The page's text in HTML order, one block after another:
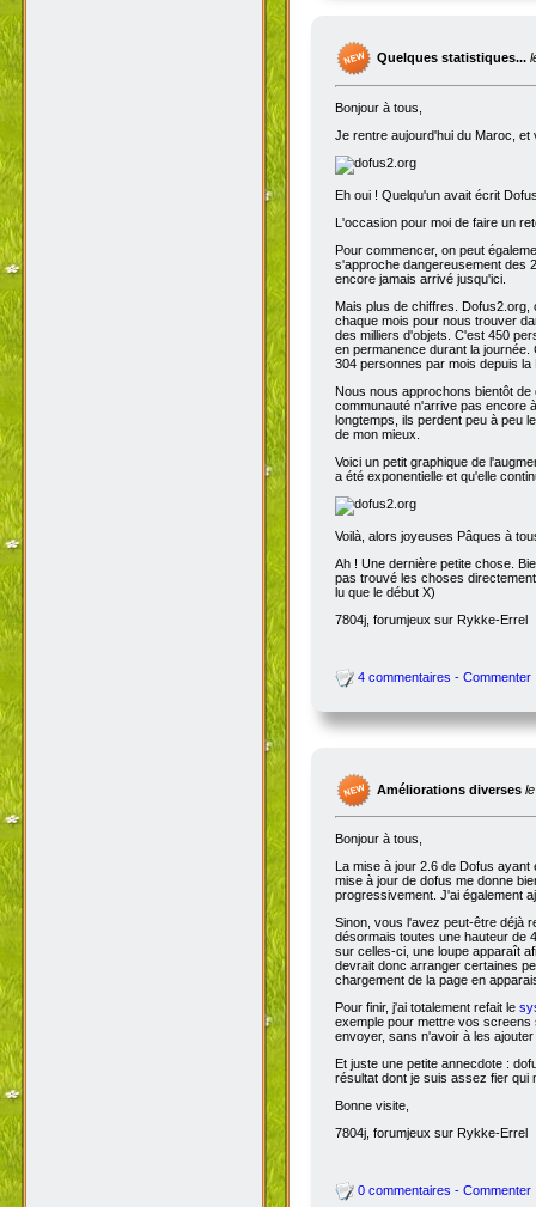
Quelques statistiques...
Bonjour à tous,
Je rentre aujourd'hui du Maroc, et
Eh oui ! Quelqu'un avait écrit
L'occasion pour moi de faire un
Pour commencer, on peut
s'approche dangereusement des
encore jamais arrivé jusqu'ici.
Mais plus de chiffres.
chaque mois pour nous trouver
des milliers d'objets. C'est 450
en permanence durant la
304 personnes par mois depuis
Nous nous approchons bientôt
communauté n'arrive pas encore
longtemps, ils perdent peu à peu
de mon mieux.
Voici un petit graphique de
a été exponentielle et qu'elle
Voilà, alors joyeuses Pâques à
Ah ! Une dernière petite chose.
pas trouvé les choses
lu que le début X)
7804j, forumjeux sur Rykke-Errel
4 commentaires - Commenter
Améliorations diverses
Bonjour à tous,
La mise à jour 2.6 de Dofus
mise à jour de dofus me donne
progressivement. J'ai également
Sinon, vous l'avez peut-être déjà
désormais toutes une hauteur de
sur celles-ci, une loupe apparaît
devrait donc arranger certaines
chargement de la page en
Pour finir, j'ai totalement refait le
exemple pour mettre vos
envoyer, sans n'avoir à les
Et juste une petite annecdote :
résultat dont je suis assez fier qui
Bonne visite,
7804j, forumjeux sur Rykke-Errel
0 commentaires - Commenter